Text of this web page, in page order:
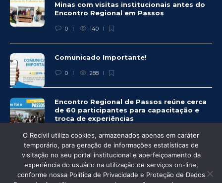
Minas com visitas institucionais antes do
Encontro Regional em Passos
0 140
Comunicado Importante!
0 288
Encontro Regional de Passos reúne cerca
de 60 participantes para capacitação e
troca de experiências
0 278
O Recivil utiliza cookies, armazenados apenas em caráter
temporário, para geração de informações estatísticas de
visitação no seu portal institucional e aperfeiçoamento da
experiência do usuário na utilização de serviços on-line,
conforme nossa Política de Privacidade e Proteção de Dados